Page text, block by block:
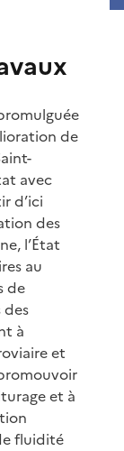
de
avec
d’ici
des
l’État
au
de
à
et
et à
fluidité